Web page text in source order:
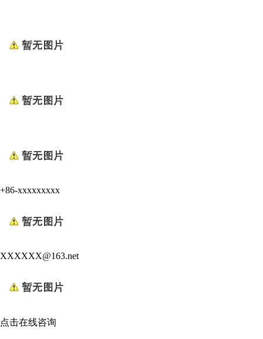
+86-xxxxxxxxx
XXXXXX@163.net
点击在线咨询